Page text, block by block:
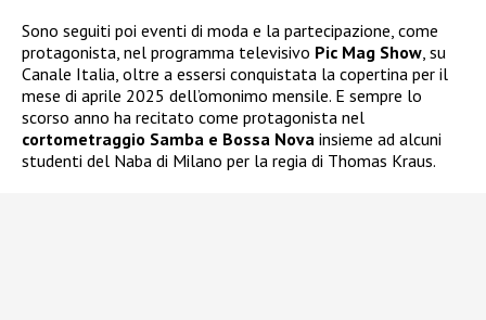
Sono seguiti poi eventi di moda e la partecipazione, come
protagonista, nel programma televisivo Pic Mag Show, su
Canale Italia, oltre a essersi conquistata la copertina per il
mese di aprile 2025 dell’omonimo mensile. E sempre lo
scorso anno ha recitato come protagonista nel
cortometraggio Samba e Bossa Nova insieme ad alcuni
studenti del Naba di Milano per la regia di Thomas Kraus.